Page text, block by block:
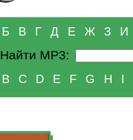
Б В Г Д Е Ж З И
Найти MP3:
B C D E F G H I